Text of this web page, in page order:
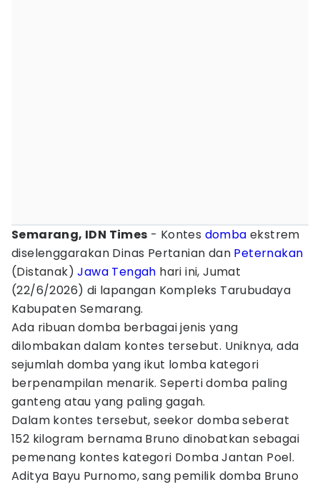
Semarang, IDN Times - Kontes domba ekstrem
diselenggarakan Dinas Pertanian dan Peternakan
(Distanak)Jawa Tengah hari ini, Jumat
(22/6/2026) di lapangan Kompleks Tarubudaya
Kabupaten Semarang.
Ada ribuan domba berbagai jenis yang
dilombakan dalam kontes tersebut. Uniknya, ada
sejumlah domba yang ikut lomba kategori
berpenampilan menarik. Seperti domba paling
ganteng atau yang paling gagah.
Dalam kontes tersebut, seekor domba seberat
152 kilogram bernama Bruno dinobatkan sebagai
pemenang kontes kategori Domba Jantan Poel.
Aditya Bayu Purnomo, sang pemilik domba Bruno